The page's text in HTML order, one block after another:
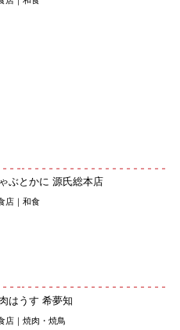
ぶとかに 源氏総本店
店｜和食
はうす 希夢知
店｜焼肉・焼鳥